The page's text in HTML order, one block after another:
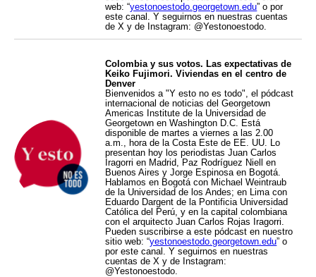
web: “yestonoestodo.georgetown.edu” o por
este canal. Y seguirnos en nuestras cuentas
de X y de Instagram: @Yestonoestodo.
Colombia y sus votos. Las expectativas de
Keiko Fujimori. Viviendas en el centro de
Denver
Bienvenidos a "Y esto no es todo", el pódcast
internacional de noticias del Georgetown
Americas Institute de la Universidad de
Georgetown en Washington D.C. Está
disponible de martes a viernes a las 2.00
a.m., hora de la Costa Este de EE. UU. Lo
presentan hoy los periodistas Juan Carlos
Iragorri en Madrid, Paz Rodríguez Niell en
Buenos Aires y Jorge Espinosa en Bogotá.
Hablamos en Bogotá con Michael Weintraub
de la Universidad de los Andes; en Lima con
Eduardo Dargent de la Pontificia Universidad
Católica del Perú, y en la capital colombiana
con el arquitecto Juan Carlos Rojas Iragorri.
Pueden suscribirse a este pódcast en nuestro
sitio web: “yestonoestodo.georgetown.edu” o
por este canal. Y seguirnos en nuestras
cuentas de X y de Instagram:
@Yestonoestodo.